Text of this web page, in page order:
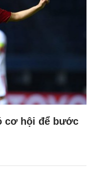
cơ hội để bước